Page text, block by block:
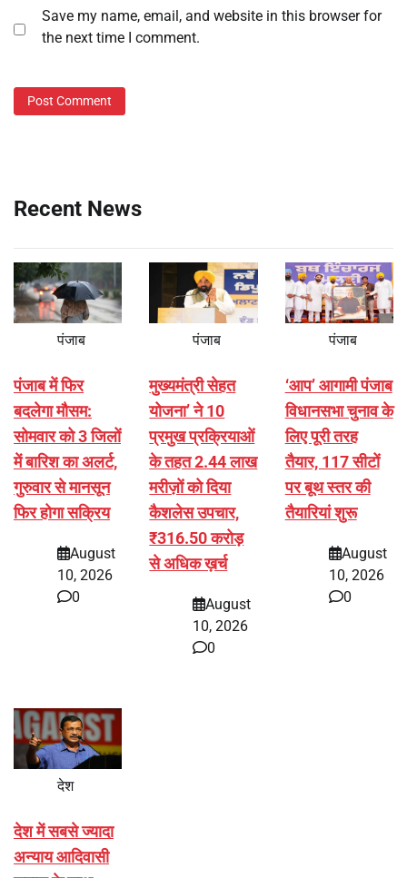
Save my name, email, and website in this browser for
the next time I comment.
Recent News
पंजाब
पंजाब में फिर
बदलेगा मौसम:
सोमवार को 3 जिलों
में बारिश का अलर्ट,
गुरुवार से मानसून
फिर होगा सक्रिय
August
10, 2026
0
पंजाब
मुख्यमंत्री सेहत
योजना’ ने 10
प्रमुख प्रक्रियाओं
के तहत 2.44 लाख
मरीज़ों को दिया
कैशलेस उपचार,
₹316.50 करोड़
से अधिक ख़र्च
August
10, 2026
0
पंजाब
‘आप’ आगामी पंजाब
विधानसभा चुनाव के
लिए पूरी तरह
तैयार, 117 सीटों
पर बूथ स्तर की
तैयारियां शुरू
August
10, 2026
0
देश
देश में सबसे ज्यादा
अन्याय आदिवासी